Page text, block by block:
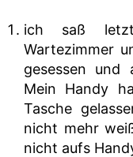
ich saß
Wartezimmer
gesessen und
Mein Handy
Tasche
nicht mehr
nicht aufs